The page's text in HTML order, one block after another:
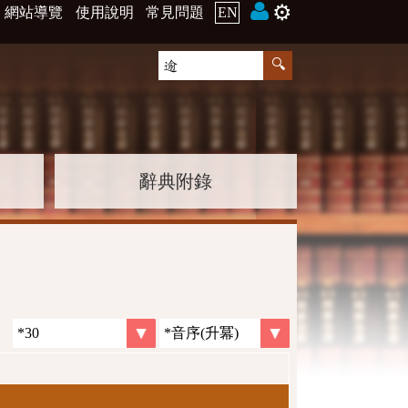
網站導覽 使用說明 常見問題 EN ⚙️
辭典附錄